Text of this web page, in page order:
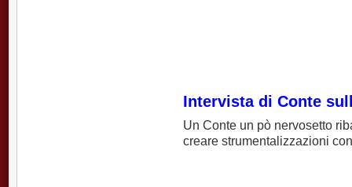
Intervista di Conte
Un Conte un pò nervosetto
creare strumentalizzazioni